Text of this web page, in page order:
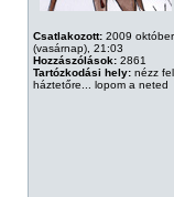
Csatlakozott: 2009
(vasárnap), 21:03
Hozzászólások: 2861
Tartózkodási hely: nézz
háztetőre... lopom a neted